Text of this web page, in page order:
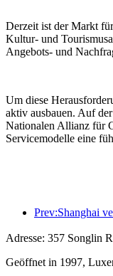
Derzeit ist der Markt
Kultur- und
Angebots- und
Um diese
aktiv ausbauen. Auf
Nationalen Allianz für
Servicemodelle eine
Adresse: 357 Songlin
Geöffnet in 1997,